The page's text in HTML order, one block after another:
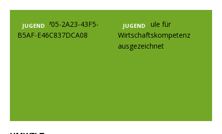
JUGEND JUGEND